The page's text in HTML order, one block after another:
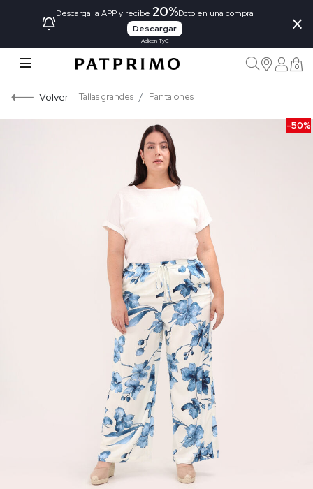
Descarga la APP y recibe 20%Dcto en una compra
Descargar
Aplican TyC
×
0
Volver Tallas grandes Pantalones
-50%